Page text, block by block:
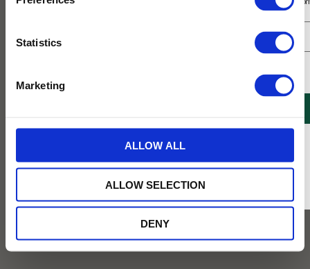
Statistics
Marketing
ALLOW ALL
ALLOW SELECTION
DENY
Ekologisk Darjeeling First Flush
FTGFOP1 Lingia DJ1/26 50g
Lingia. Koppen har en ljus färg med en
175KR
PASSA PÅ!
Ekologisk Darjeeling First Flush
Sivitar SFTGFOP1 2026 50g
plantagen Sivitar. Teet har en frisk
och vita blom.
149KR
* Rabatten gäller endast online på Tehusetjava.se. Rabatten fungerar endast på